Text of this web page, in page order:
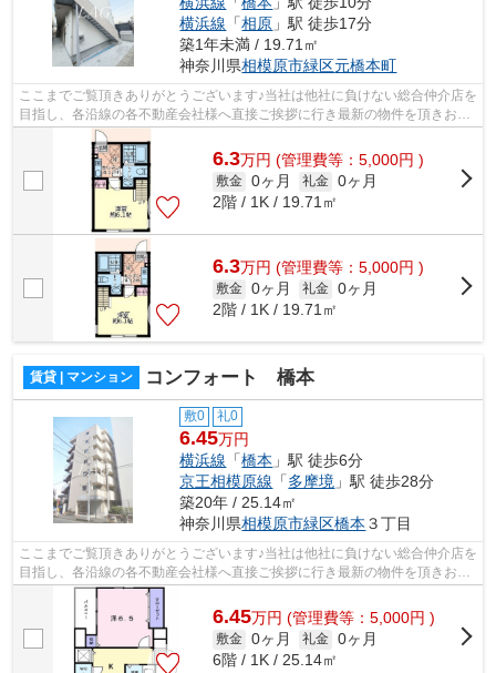
横浜線 「相原 」駅 徒歩17分
築1年未満 / 19.71㎡
神奈川県相模原市緑区元橋本町
ここまでご覧頂きありがとうございます♪当社は他社に負けない総合仲介店を
目指し、各沿線の各不動産会社様へ直接ご挨拶に行き最新の物件を頂きお客
様へ提供しております！最新の情報は...
6.3万円 (管理費等：5,000円 )
敷金 0ヶ月 礼金 0ヶ月
2階 / 1K / 19.71㎡
6.3万円 (管理費等：5,000円 )
敷金 0ヶ月 礼金 0ヶ月
2階 / 1K / 19.71㎡
賃貸 | マンション コンフォート 橋本
敷0 礼0
6.45万円
横浜線 「橋本 」駅 徒歩6分
京王相模原線 「多摩境 」駅 徒歩28分
築20年 / 25.14㎡
神奈川県相模原市緑区橋本 ３丁目
ここまでご覧頂きありがとうございます♪当社は他社に負けない総合仲介店を
目指し、各沿線の各不動産会社様へ直接ご挨拶に行き最新の物件を頂きお客
様へ提供しております！最新の情報は...
6.45万円 (管理費等：5,000円 )
敷金 0ヶ月 礼金 0ヶ月
6階 / 1K / 25.14㎡